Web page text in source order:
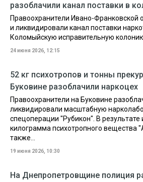
разоблачили канал поставки в
Правоохранители Ивано-Франковской
и ликвидировали канал поставки
Коломыйскую исправительную
24 июня 2026, 12:15
52 кг психотропов и тонны
Буковине разоблачили наркоцех
Правоохранители на Буковине
ликвидировали масштабную
спецоперации "Рубикон". В результате
килограмма психотропного вещества
также...
19 июня 2026, 10:30
На Днепропетровщине полиция